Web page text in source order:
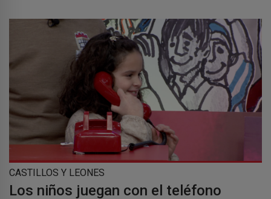
CASTILLOS Y LEONES
Los niños juegan con el teléfono